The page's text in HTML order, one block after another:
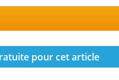
pour cet article